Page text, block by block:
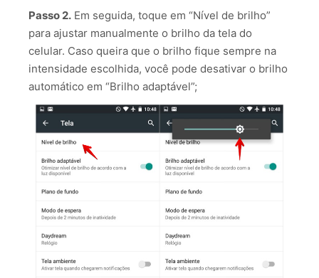
Passo 2. Em seguida, toque em “Nível de brilho”
para ajustar manualmente o brilho da tela do
celular. Caso queira que o brilho fique sempre na
intensidade escolhida, você pode desativar o brilho
automático em “Brilho adaptável”;